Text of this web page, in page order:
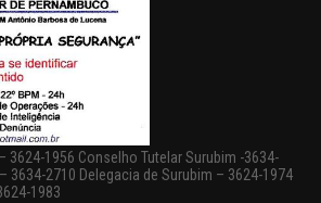
3624-1956 Conselho Tutelar Surubim -3634-
3634-2710 Delegacia de Surubim – 3624-1974
1983